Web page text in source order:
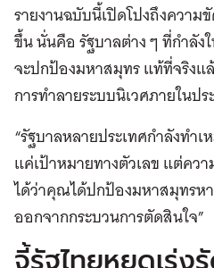
รายงานฉบับนี้เปิดโปงถึงควา
ขึ้น นั่นคือ รัฐบาลต่าง ๆ ที่กำลั
จะปกป้องมหาสมุทร แท้ที่จริงแ
การทำลายระบบนิเวศภายในป
“รัฐบาลหลายประเทศกำลังทำ
แค่เป้าหมายทางตัวเลข แต่คว
ได้ว่าคุณได้ปกป้องมหาสมุทรห
ออกจากกระบวนการตัดสินใจ”